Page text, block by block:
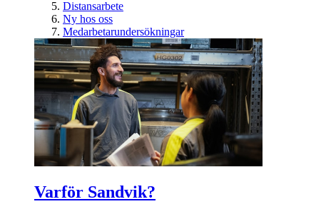
Distansarbete
Ny hos oss
Medarbetarundersökningar
Varför Sandvik?